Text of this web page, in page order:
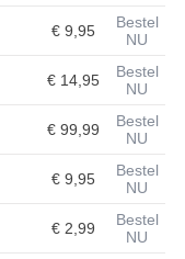
€ 9,95
Bestel
NU
€ 14,95
Bestel
NU
€ 99,99
Bestel
NU
€ 9,95
Bestel
NU
€ 2,99
Bestel
NU